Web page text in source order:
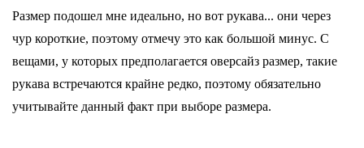
Размер подошел мне идеально, но вот рукава... они через
чур короткие, поэтому отмечу это как большой минус. С
вещами, у которых предполагается оверсайз размер, такие
рукава встречаются крайне редко, поэтому обязательно
учитывайте данный факт при выборе размера.